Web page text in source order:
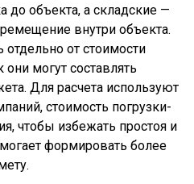
до объекта, а складские —
внутри объекта.
от стоимости
они могут составлять
Для расчета используют
стоимость погрузки-
чтобы избежать простоя и
формировать более